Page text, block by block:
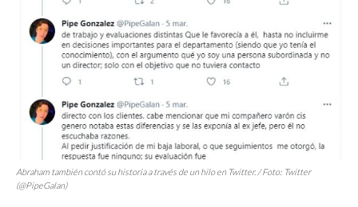
Abraham también contó su historia a través de un hilo en Twitter. / Foto: Twitter
(@PipeGalan)